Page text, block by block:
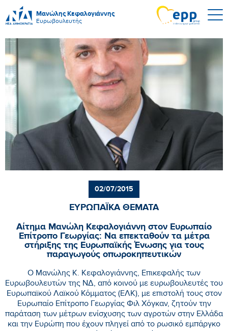
Μανώλης Κεφαλογιάννης
Ευρωβουλευτής
02/07/2015
ΕΥΡΩΠΑΪΚΑ ΘΕΜΑΤΑ
Αίτημα Μανώλη Κεφαλογιάννη στον Ευρωπαίο
Επίτροπο Γεωργίας: Να επεκταθούν τα μέτρα
στήριξης της Ευρωπαϊκής Ένωσης για τους
παραγωγούς οπωροκηπευτικών
Ο Μανώλης Κ. Κεφαλογιάννης, Επικεφαλής των
Ευρωβουλευτών της ΝΔ, από κοινού με ευρωβουλευτές του
Ευρωπαϊκού Λαϊκού Κόμματος (ΕΛΚ), με επιστολή τους στον
Ευρωπαίο Επίτροπο Γεωργίας Φιλ Χόγκαν, ζητούν την
παράταση των μέτρων ενίσχυσης των αγροτών στην Ελλάδα
και την Ευρώπη που έχουν πληγεί από το ρωσικό εμπάργκο